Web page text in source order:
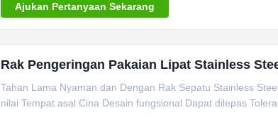
Ajukan Pertanyaan Sekarang
Rak Pengeringan Pakaian Lipat Stainless
Tahan Lama Nyaman dan Dengan Rak Sepatu Stainless
nilai Tempat asal Cina Desain fungsional Dapat dilepas